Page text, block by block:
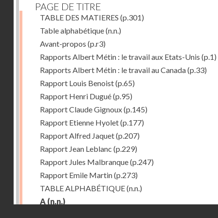
PAGE DE TITRE
TABLE DES MATIERES (p.301)
Table alphabétique(n.n.)
Avant-propos (p.r3)
Rapports Albert Métin : le travail aux Etats-Unis (p.1)
Rapports Albert Métin : le travail au Canada(p.33)
Rapport Louis Benoist(p.65)
Rapport Henri Dugué(p.95)
Rapport Claude Gignoux(p.145)
Rapport Etienne Hyolet(p.177)
Rapport Alfred Jaquet(p.207)
Rapport Jean Leblanc (p.229)
Rapport Jules Malbranque(p.247)
Rapport Emile Martin(p.273)
TABLE ALPHABÉTIQUE(n.n.)
A (n.n.)